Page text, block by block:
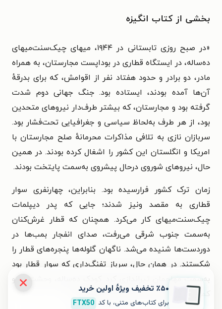
بخشی از کتاب انگیزه
«
در صبح روزی تابستانی در ۱۹۴۴، میهای چیک‌سنت‌میهای
ده‌ساله، در ایستگاه قطاری در بوداپست مجارستان، به همراه
مادر، دو برادر و حدود هفتاد نفر از اقوامش، که برای بدرقهٔ
آن‌ها آمده بودند، ایستاده بود. جنگ جهانی دوم شدت
گرفته بود و مجارستان، که بیشتر طرف‌دار نیروهای متحدین
بود، از هر طرف به‌لحاظ سیاسی و جغرافیایی تحت‌فشار بود.
سربازان نازی به تلافی مذاکرات محرمانهٔ صلح مجارستان با
امریکا و انگلستان این کشور را اشغال کرده بودند. در همین
حال، نیروهای شوروی درحال پیشروی به‌سمت پایتخت بودند.
زمان ترک کشور فرارسیده بود. بنابراین، چهارنفری سوار
قطاری به مقصد ونیز شدند؛ جایی که پدر دیپلمات
چیک‌سنت‌میهای کار می‌کرد. همچنان که قطار غرش‌کنان
به‌سمت جنوب شرقی می‌رفت، صدای انفجار بمب‌ها در
دوردست‌ها شنیده می‌شد. ناگهان گلوله‌ها پنجره‌های قطار را
شکستند. در همان حال، سرباز تفنگ‌داری که سوار قطار بود
به‌سمت مهاجمان تیراندازی کرد. کودک ده‌ساله، وحشت‌زده و
کمی خشمگین، زیر صندلی پناه گرفته بود.
٪۵۰ تخفیف ویژۀ اولین خرید
برای کتاب‌های متنی، با کد FTX50